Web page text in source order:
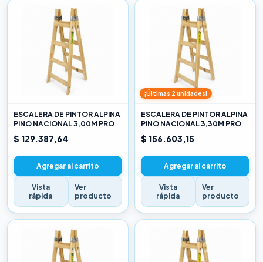
ESCALERA DE PINTOR ALPINA
PINO NACIONAL 3,00M PRO
$ 129.387,64
Agregar al carrito
Vista
rápida
Ver
producto
¡Últimas 2 unidades!
ESCALERA DE PINTOR ALPINA
PINO NACIONAL 3,30M PRO
$ 156.603,15
Agregar al carrito
Vista
rápida
Ver
producto